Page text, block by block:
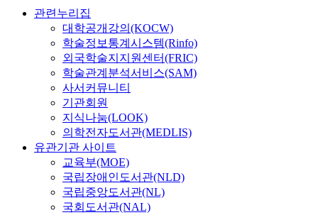
관련누리집
대학공개강의(KOCW)
학술정보통계시스템(Rinfo)
외국학술지지원센터(FRIC)
학술관계분석서비스(SAM)
사서커뮤니티
기관회원
지식나눔(LOOK)
의학전자도서관(MEDLIS)
유관기관 사이트
교육부(MOE)
국립장애인도서관(NLD)
국립중앙도서관(NL)
국회도서관(NAL)